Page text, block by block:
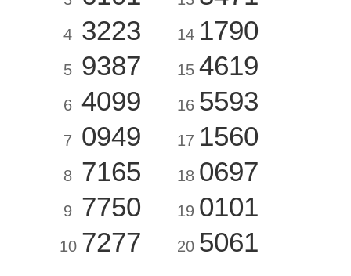
4 3223
5 9387
6 4099
7 0949
8 7165
9 7750
10 7277
14 1790
15 4619
16 5593
17 1560
18 0697
19 0101
20 5061